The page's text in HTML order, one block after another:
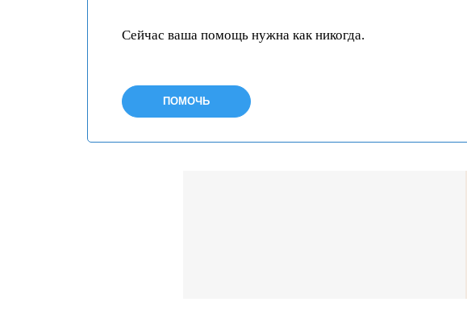
Сейчас ваша помощь нужна как никогда.
ПОМОЧЬ